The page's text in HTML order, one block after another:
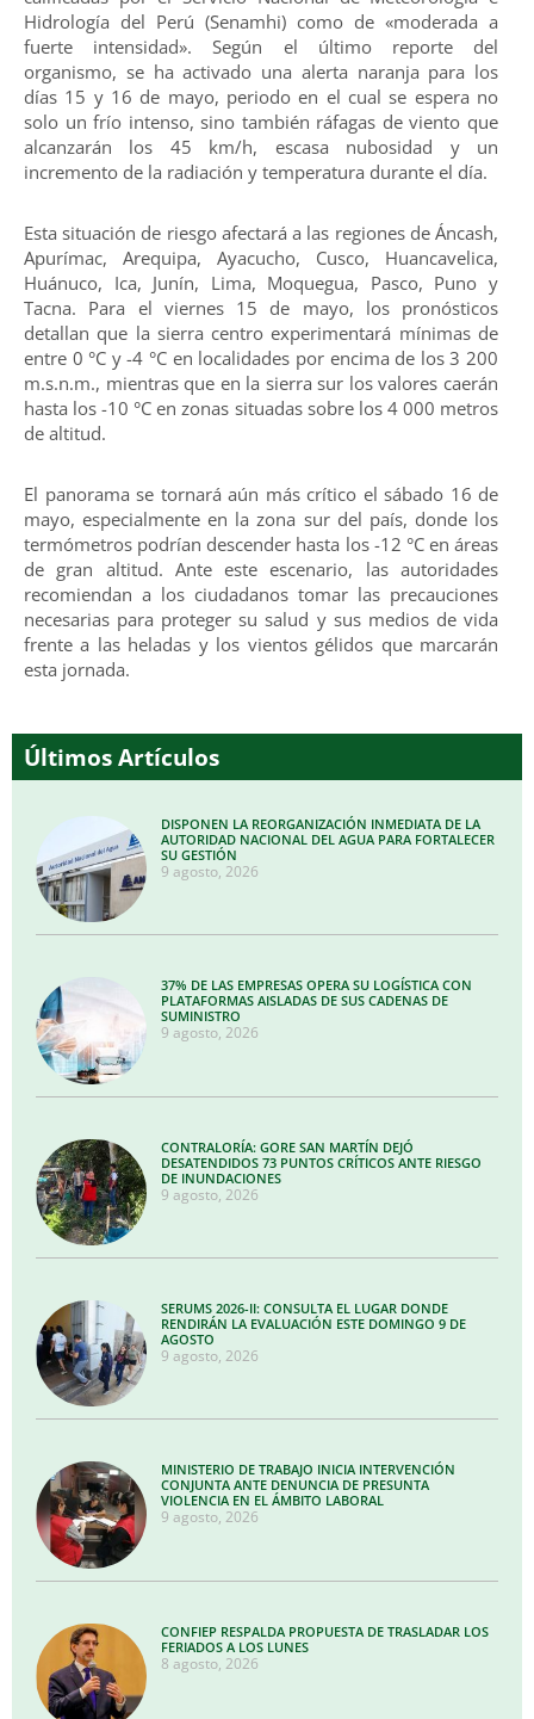
Hidrología del Perú (Senamhi) como de «moderada a
fuerte intensidad». Según el último reporte del
organismo, se ha activado una alerta naranja para los
días 15 y 16 de mayo, periodo en el cual se espera no
solo un frío intenso, sino también ráfagas de viento que
alcanzarán los 45 km/h, escasa nubosidad y un
incremento de la radiación y temperatura durante el día.
Esta situación de riesgo afectará a las regiones de Áncash,
Apurímac, Arequipa, Ayacucho, Cusco, Huancavelica,
Huánuco, Ica, Junín, Lima, Moquegua, Pasco, Puno y
Tacna. Para el viernes 15 de mayo, los pronósticos
detallan que la sierra centro experimentará mínimas de
entre 0 °C y -4 °C en localidades por encima de los 3 200
m.s.n.m., mientras que en la sierra sur los valores caerán
hasta los -10 °C en zonas situadas sobre los 4 000 metros
de altitud.
El panorama se tornará aún más crítico el sábado 16 de
mayo, especialmente en la zona sur del país, donde los
termómetros podrían descender hasta los -12 °C en áreas
de gran altitud. Ante este escenario, las autoridades
recomiendan a los ciudadanos tomar las precauciones
necesarias para proteger su salud y sus medios de vida
frente a las heladas y los vientos gélidos que marcarán
esta jornada.
Últimos Artículos
DISPONEN LA REORGANIZACIÓN INMEDIATA DE LA
AUTORIDAD NACIONAL DEL AGUA PARA FORTALECER
SU GESTIÓN
9 agosto, 2026
37% DE LAS EMPRESAS OPERA SU LOGÍSTICA CON
PLATAFORMAS AISLADAS DE SUS CADENAS DE
SUMINISTRO
9 agosto, 2026
CONTRALORÍA: GORE SAN MARTÍN DEJÓ
DESATENDIDOS 73 PUNTOS CRÍTICOS ANTE RIESGO
DE INUNDACIONES
9 agosto, 2026
SERUMS 2026-II: CONSULTA EL LUGAR DONDE
RENDIRÁN LA EVALUACIÓN ESTE DOMINGO 9 DE
AGOSTO
9 agosto, 2026
MINISTERIO DE TRABAJO INICIA INTERVENCIÓN
CONJUNTA ANTE DENUNCIA DE PRESUNTA
VIOLENCIA EN EL ÁMBITO LABORAL
9 agosto, 2026
CONFIEP RESPALDA PROPUESTA DE TRASLADAR LOS
FERIADOS A LOS LUNES
8 agosto, 2026